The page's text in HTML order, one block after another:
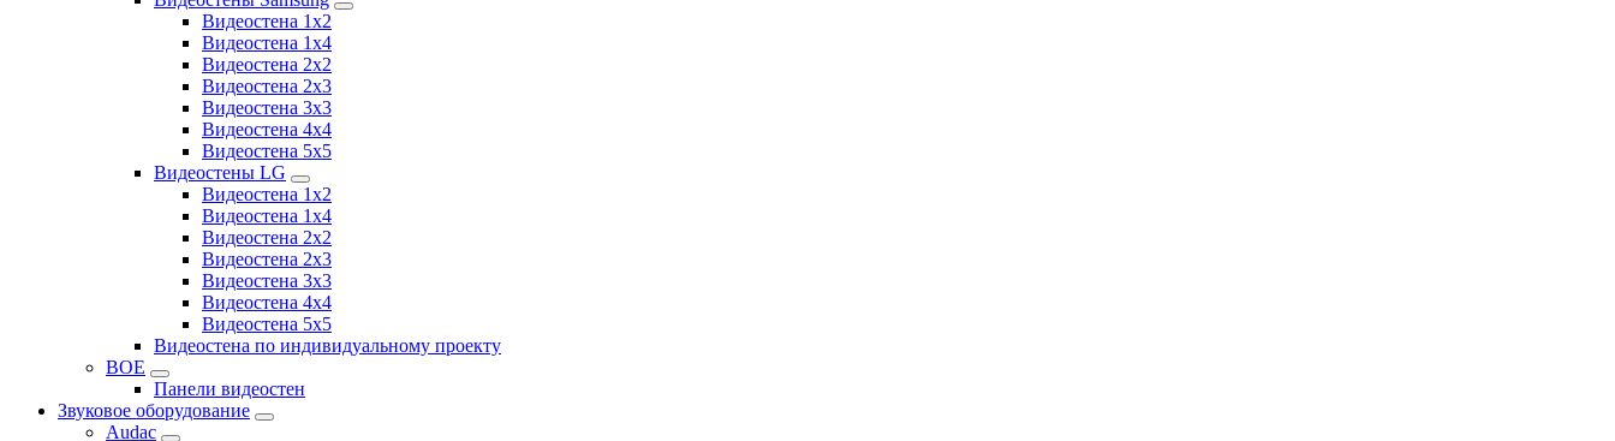
Видеостена 1x2
Видеостена 1x4
Видеостена 2x2
Видеостена 2х3
Видеостена 3x3
Видеостена 4x4
Видеостена 5x5
Видеостены LG
Видеостена 1x2
Видеостена 1x4
Видеостена 2x2
Видеостена 2x3
Видеостена 3x3
Видеостена 4x4
Видеостена 5x5
Видеостена по индивидуальному проекту
BOE
Панели видеостен
Звуковое оборудование
Audac